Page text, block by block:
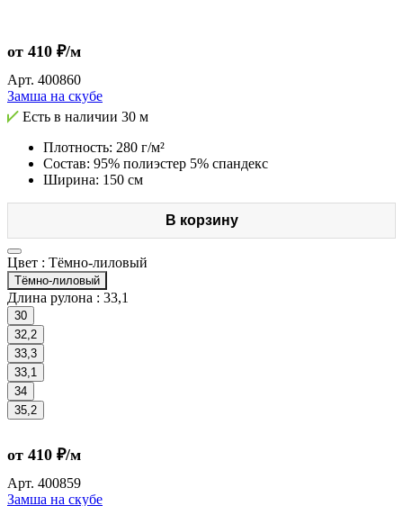
от 410 ₽/м
Арт. 400860
Замша на скубе
Есть в наличии 30 м
Плотность: 280 г/м²
Состав: 95% полиэстер 5% спандекс
Ширина: 150 см
В корзину
Цвет : Тёмно-лиловый
Тёмно-лиловый
Длина рулона : 33,1
30
32,2
33,3
33,1
34
35,2
от 410 ₽/м
Арт. 400859
Замша на скубе